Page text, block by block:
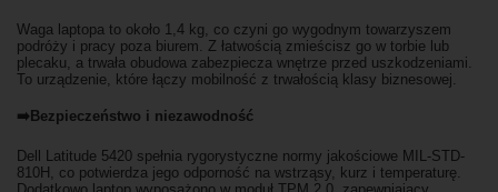
Waga laptopa to około 1,4 kg, co czyni go wygodnym towarzyszem
podróży i pracy poza biurem. Z łatwością zmieścisz go w torbie lub
plecaku, a trwała obudowa zabezpiecza wnętrze przed uszkodzeniami.
To urządzenie, które łączy mobilność z trwałością klasy biznesowej.
➡️Bezpieczeństwo i niezawodność
Dell Latitude 5420 spełnia rygorystyczne normy jakościowe MIL-STD-
810H, co potwierdza jego odporność na wstrząsy, kurz i temperaturę.